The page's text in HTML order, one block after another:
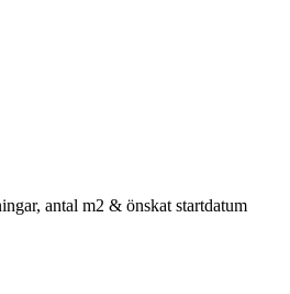
antal m2 & önskat startdatum